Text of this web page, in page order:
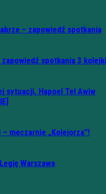
– zapowiedź spotkania
spotkania 3 kolejki
sytuacji. Hapoel Tel Awiw
– męczarnie „Kolejorza”!
Warszawa